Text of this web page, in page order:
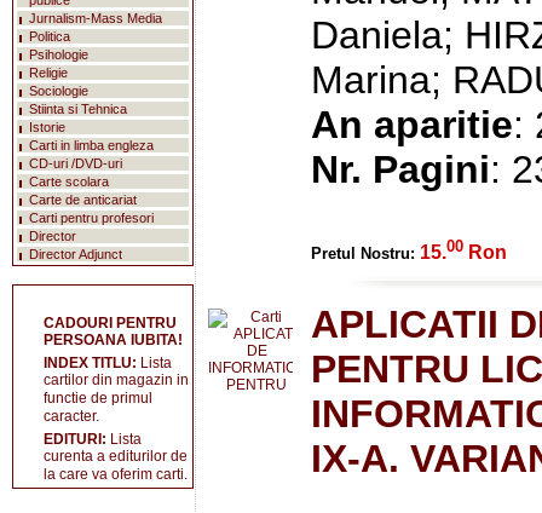
Daniela;
Marina;
An aparitie:
Nr. Pagini:
Pretul Nostru: 15.00 Ron
APLICATII
PENTRU
IX-A.
Jurnalism-Mass Media
Politica
Psihologie
Religie
Sociologie
Stiinta si Tehnica
Istorie
Carti in limba engleza
CD-uri /DVD-uri
Carte scolara
Carte de anticariat
Carti pentru profesori
Director
Director Adjunct
CADOURI PENTRU
PERSOANA IUBITA!
INDEX TITLU: Lista
cartilor din magazin in
functie de primul
caracter.
EDITURI: Lista
curenta a editurilor de
la care va oferim carti.